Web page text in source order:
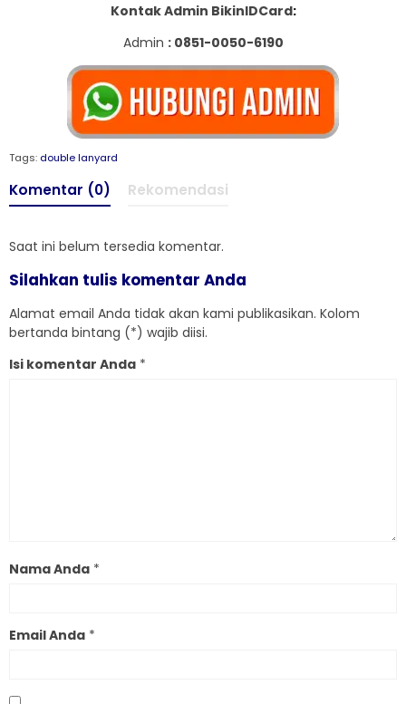
Kontak Admin BikinIDCard:
Admin : 0851-0050-6190
Tags: double lanyard
Komentar (0) Rekomendasi
Saat ini belum tersedia komentar.
Silahkan tulis komentar Anda
Alamat email Anda tidak akan kami publikasikan. Kolom
bertanda bintang (*) wajib diisi.
Isi komentar Anda *
Nama Anda *
Email Anda *